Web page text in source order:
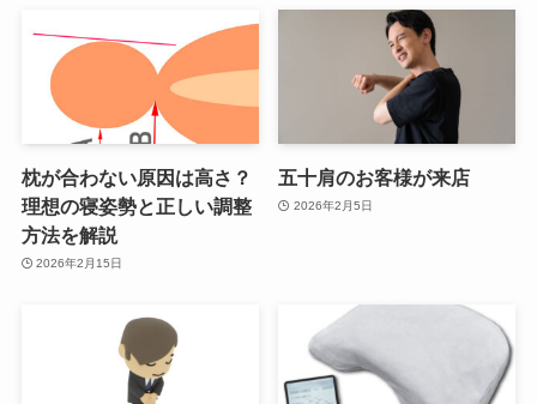
枕が合わない原因は高さ？
理想の寝姿勢と正しい調整
方法を解説
2026年2月15日
五十肩のお客様が来店
2026年2月5日